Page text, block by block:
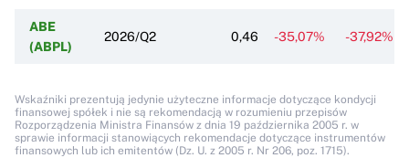
ABE
(ABPL)
2026/Q2 0,46 -35,07% -37,92%
Wskaźniki prezentują jedynie użyteczne informacje dotyczące kondycji
finansowej spółek i nie są rekomendacją w rozumieniu przepisów
Rozporządzenia Ministra Finansów z dnia 19 października 2005 r. w
sprawie informacji stanowiących rekomendacje dotyczące instrumentów
finansowych lub ich emitentów (Dz. U. z 2005 r. Nr 206, poz. 1715).